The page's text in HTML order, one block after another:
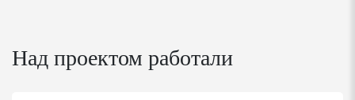
Над проектом работали